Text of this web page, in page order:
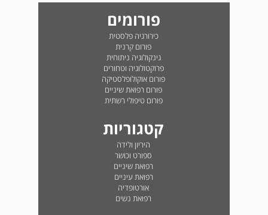
פורומים
כירורגיה פלסטית
פורום קרנית
גינקולוגיה ניתוחית
פרוקטולוגיה וטחורים
פורום אוקולופלסטיקה
פורום רפואת שיניים
פורום טיפולי רשתית
קטגוריות
היריון ולידה
ספורט וכושר
רפואת שיניים
רפואת עיניים
אורטופדיה
רפואת נשים